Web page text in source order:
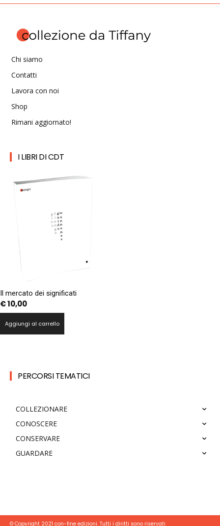
Chi siamo
Contatti
Lavora con noi
Shop
Rimani aggiornato!
I LIBRI DI CDT
Il mercato dei significati
€10,00
Aggiungi al carrello
PERCORSI TEMATICI
COLLEZIONARE
CONOSCERE
CONSERVARE
GUARDARE
© Copyright 2021 con-fine edizioni. Tutti i diritti sono riservati